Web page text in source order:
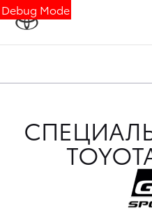
Debug Mode